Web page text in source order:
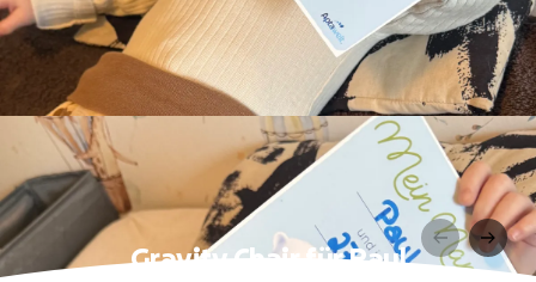
Gravity Chair für Paul